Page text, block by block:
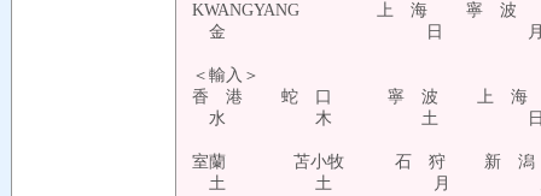
KWANGYANG 上 海 寧
金 日
＜輸入＞
香 港 蛇 口 寧 波 上 海
水 木 土
室蘭 苫小牧 石 狩 新 潟
土 土 月